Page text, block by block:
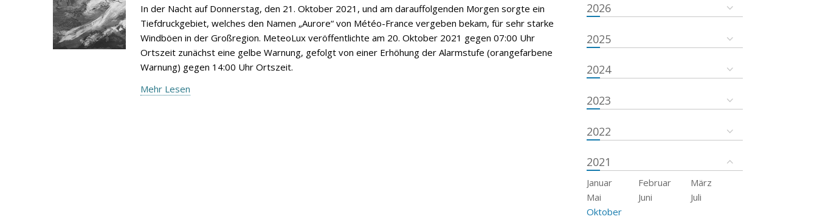
In der Nacht auf Donnerstag, den 21. Oktober 2021, und am darauffolgenden Morgen sorgte ein
Tiefdruckgebiet, welches den Namen „Aurore“ von Météo-France vergeben bekam, für sehr starke
Windböen in der Großregion. MeteoLux veröffentlichte am 20. Oktober 2021 gegen 07:00 Uhr
Ortszeit zunächst eine gelbe Warnung, gefolgt von einer Erhöhung der Alarmstufe (orangefarbene
Warnung) gegen 14:00 Uhr Ortszeit.
Mehr Lesen
2026
2025
2024
2023
2022
2021
Januar Februar
März
Mai
Juni
Juli
Oktober